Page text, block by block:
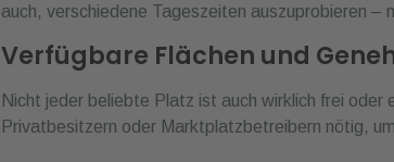
auch, verschiedene Tageszeiten auszuprobieren
Verfügbare Flächen und
Nicht jeder beliebte Platz ist auch wirklich frei
Privatbesitzern oder Marktplatzbetreibern nötig,